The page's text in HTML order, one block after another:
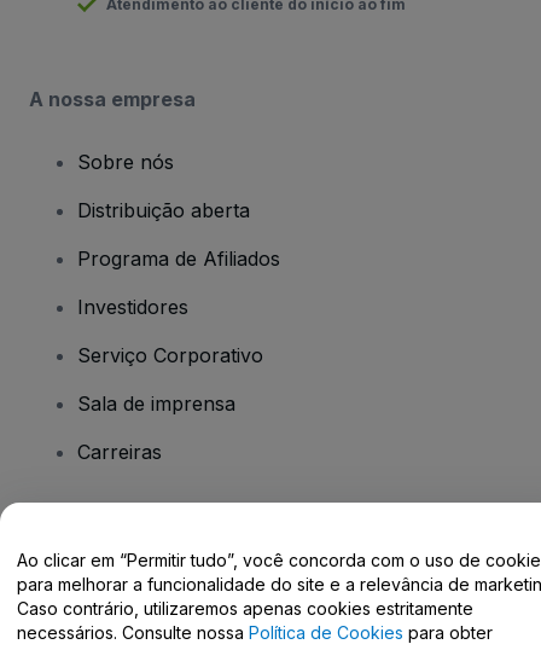
Atendimento ao cliente do início ao fim
A nossa empresa
Sobre nós
Distribuição aberta
Programa de Afiliados
Investidores
Serviço Corporativo
Sala de imprensa
Carreiras
Centro de Ajuda / Fale Conosco
Ao clicar em “Permitir tudo”, você concorda com o uso de
para melhorar a funcionalidade do site e a relevância de
Caso contrário, utilizaremos apenas cookies estritamente
necessários. Consulte nossa Política de Cookies para obter